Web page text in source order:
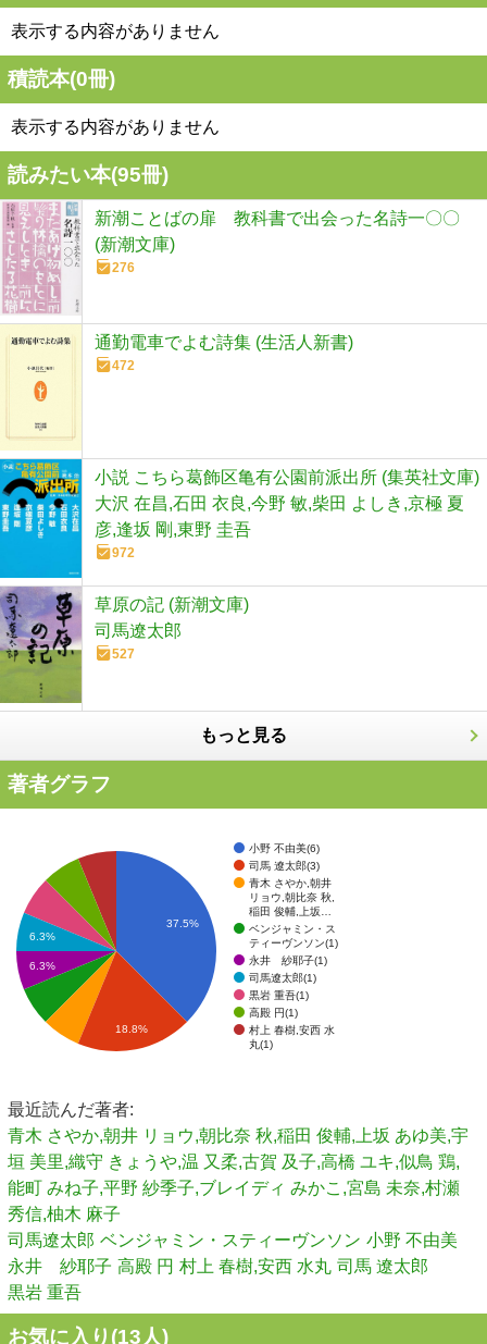
表示する内容がありません
積読本(0冊)
表示する内容がありません
読みたい本(95冊)
新潮ことばの扉 教科書で出会った名詩一〇〇
(新潮文庫)
276
通勤電車でよむ詩集 (生活人新書)
472
小説 こちら葛飾区亀有公園前派出所 (集英社文庫)
大沢 在昌,石田 衣良,今野 敏,柴田 よしき,京極 夏
彦,逢坂 剛,東野 圭吾
972
草原の記 (新潮文庫)
司馬遼太郎
527
もっと見る
著者グラフ
小野 不由美(6)
司馬 遼太郎(3)
青木 さやか,朝井
リョウ,朝比奈 秋,
稲田 俊輔,上坂…
ベンジャミン・ス
ティーヴンソン(1)
永井 紗耶子(1)
司馬遼太郎(1)
黒岩 重吾(1)
高殿 円(1)
村上 春樹,安西 水
丸(1)
37.5%
6.3%
6.3%
18.8%
最近読んだ著者:
青木 さやか,朝井 リョウ,朝比奈 秋,稲田 俊輔,上坂 あゆ美,宇
垣 美里,織守 きょうや,温 又柔,古賀 及子,高橋 ユキ,似鳥 鶏,
能町 みね子,平野 紗季子,ブレイディ みかこ,宮島 未奈,村瀬
秀信,柚木 麻子
司馬遼太郎 ベンジャミン・スティーヴンソン 小野 不由美
永井 紗耶子 高殿 円 村上 春樹,安西 水丸 司馬 遼太郎
黒岩 重吾
お気に入り(13人)